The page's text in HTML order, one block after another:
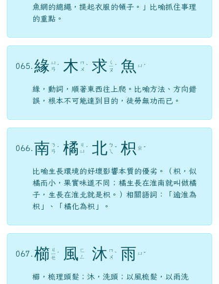
魚網的總繩，提起衣服的領子。」比喻抓住事理
的重點。
065. 緣 ㄩ
ㄢ ˊ 木 ㄇ
ㄨ ˋ 求 ㄑ
ㄧ
ㄡ
ˊ 魚 ㄩ ˊ
緣，動詞，順著東西往上爬。比喻方法、方向錯
誤，根本不可能達到目的，徒勞無功而已。
066. 南 ㄋ
ㄢ ˊ 橘 ㄐ
ㄩ ˊ 北 ㄅ
ㄟ ˇ 枳 ㄓ ˇ
比喻生長環境的好壞影響本質的優劣。（枳，似
橘而小，果實味道不同；橘生長在淮南就叫做橘
子，生長在淮北就是枳。）相關語詞：「逾淮為
枳」、「橘化為枳」。
067. 櫛 ㄐ
ㄧ
ㄝ
ˊ 風 ㄈ
ㄥ
沐 ㄇ
ㄨ ˋ 雨 ㄩ ˇ
櫛，梳理頭髮；沐，洗頭；以風梳髮，以雨洗